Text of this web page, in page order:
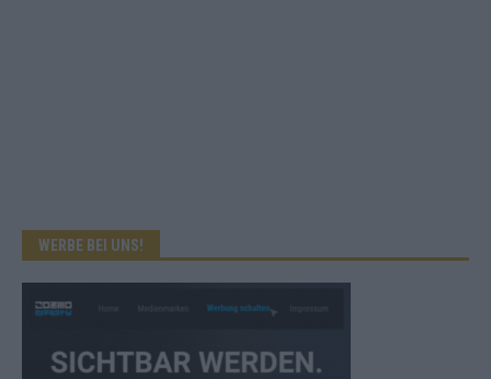
WERBE BEI UNS!